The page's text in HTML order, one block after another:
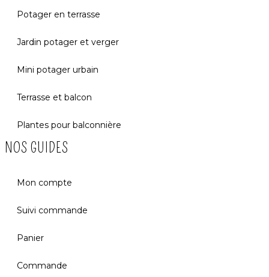
Potager en terrasse
Jardin potager et verger
Mini potager urbain
Terrasse et balcon
Plantes pour balconnière
NOS GUIDES
Mon compte
Suivi commande
Panier
Commande